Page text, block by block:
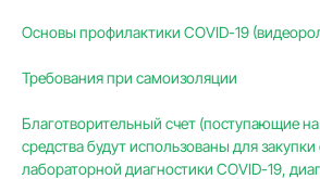
Основы профилактики COVID-19
Требования при самоизоляции
Благотворительный счет (поступающие
средства будут использованы для
лабораторной диагностики COVID-19,